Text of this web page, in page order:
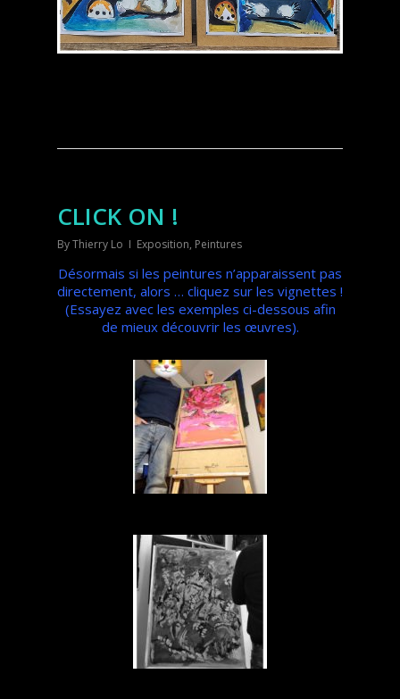
CLICK ON !
ByThierry Lo Exposition, Peintures
Désormais si les peintures n’apparaissent pas
directement, alors … cliquez sur les vignettes !
(Essayez avec les exemples ci-dessous afin
de mieux découvrir les œuvres).